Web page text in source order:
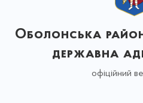
Оболонська
державна
офіційний